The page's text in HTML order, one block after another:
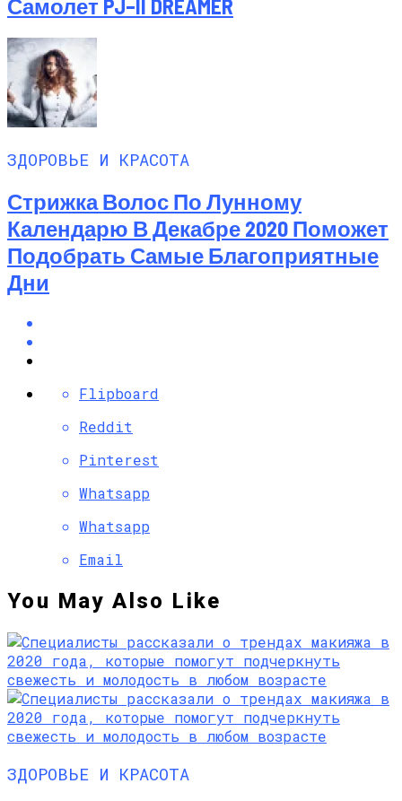
Самолет PJ–II DREAMER
ЗДОРОВЬЕ И КРАСОТА
Стрижка Волос По Лунному
Календарю В Декабре 2020 Поможет
Подобрать Самые Благоприятные
Дни
Flipboard
Reddit
Pinterest
Whatsapp
Whatsapp
Email
You May Also Like
ЗДОРОВЬЕ И КРАСОТА